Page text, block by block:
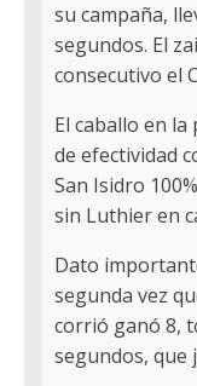
su campaña,
segundos. El
consecutivo el
El caballo en
de efectividad
San Isidro
sin Luthier en
Dato
segunda vez
corrió ganó 8,
segundos, que